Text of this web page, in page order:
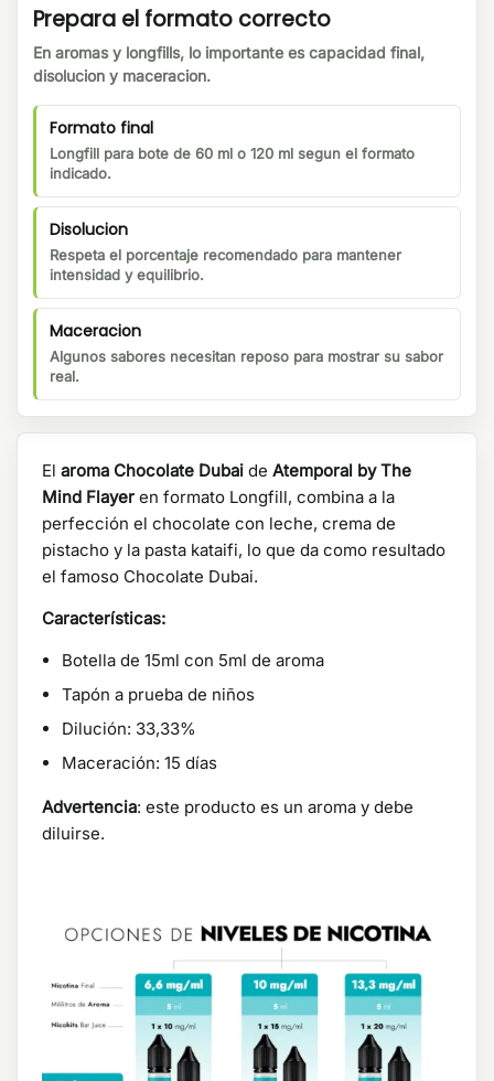
Prepara el formato correcto
En aromas y longfills, lo importante es capacidad final,
disolucion y maceracion.
Formato final
Longfill para bote de 60 ml o 120 ml segun el formato
indicado.
Disolucion
Respeta el porcentaje recomendado para mantener
intensidad y equilibrio.
Maceracion
Algunos sabores necesitan reposo para mostrar su sabor
real.
El aroma Chocolate Dubai de Atemporal by The
Mind Flayer en formato Longfill, combina a la
perfección el chocolate con leche, crema de
pistacho y la pasta kataifi, lo que da como resultado
el famoso Chocolate Dubai.
Características:
Botella de 15ml con 5ml de aroma
Tapón a prueba de niños
Dilución: 33,33%
Maceración: 15 días
Advertencia: este producto es un aroma y debe
diluirse.